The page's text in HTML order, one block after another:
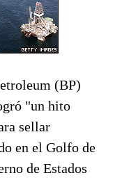
(BP)
"un hito
sellar
en el Golfo de
de Estados